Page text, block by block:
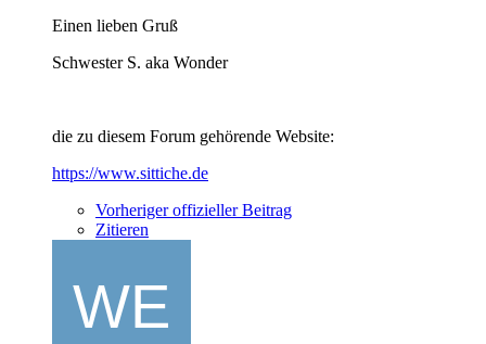
Einen lieben Gruß
Schwester S. aka Wonder
die zu diesem Forum gehörende Website:
https://www.sittiche.de
Vorheriger offizieller Beitrag
Zitieren